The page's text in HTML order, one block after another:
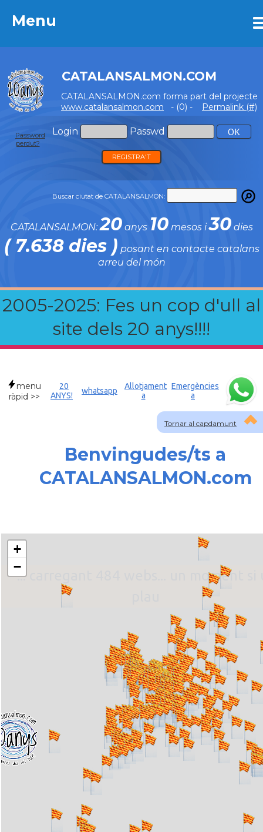
Menu
CATALANSALMON.COM
CATALANSALMON.com forma part del projecte
www.catalansalmon.com - (0) - Permalink (#)
Login Passwd
Password
perdut?
REGISTRA'T
Buscar ciutat de CATALANSALMON:
CATALANSALMON:20anys 10mesos i30dies
( 7.638 dies ) posant en contacte catalans
arreu del món
2005-2025: Fes un cop d'ull al
site dels 20 anys!!!!
Menu
Tornar al capdamunt
menu
ràpid >>
20
ANYS!
whatsapp
Allotjament
a
Emergències
a
Benvingudes/ts a
CATALANSALMON.com
... carregant 484 webs... un moment si
+
−